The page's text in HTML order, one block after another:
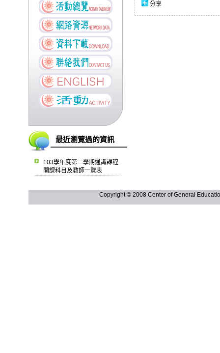
最近瀏覽過的資訊
103學年度第二學期通識課程
開課科目及教師一覽表
分享
Copyright © 2008 Center of General